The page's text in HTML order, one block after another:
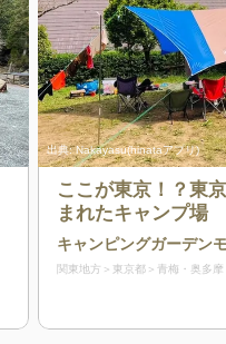
出典:Nakayasu(hinataアプリ)
ここが東京！？東
まれたキャンプ場
キャンピングガーデン
関東地方 東京都 青梅・奥多摩